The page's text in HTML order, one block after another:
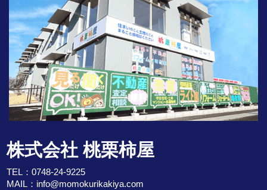
株式会社 桃栗柿屋
TEL：0748-24-9225
MAIL： info@momokurikakiya.com